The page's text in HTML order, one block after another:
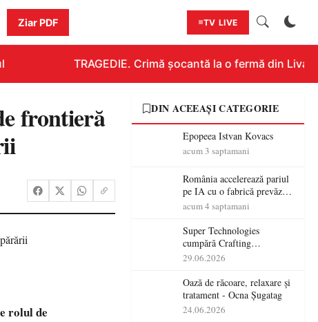
Ziar PDF TV LIVE
TRAGEDIE. Crimă șocantă la o fermă din
frontieră
rolul de
DIN ACEEAȘI CATEGORIE
Epopeea Istvan Kovacs
acum 3 saptamani
România accelerează pariul
pe IA cu o fabrică prevăzută
pentru 2027
acum 4 saptamani
Super Technologies
cumpără Crafting
Technologies și își extinde
România
29.06.2026
Oază de răcoare, relaxare și
tratament - Ocna Șugatag
24.06.2026